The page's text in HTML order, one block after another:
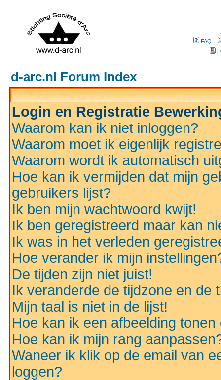
FAQ
d-arc.nl Forum Index
Login en Registratie
Waarom kan ik niet inloggen?
Waarom moet ik eigenlijk
Waarom wordt ik automatisch
Hoe kan ik vermijden dat mijn
gebruikers lijst?
Ik ben mijn wachtwoord kwijt!
Ik ben geregistreerd maar kan
Ik was in het verleden
Hoe verander ik mijn
De tijden zijn niet juist!
Ik veranderde de tijdzone en de
Mijn taal is niet in de lijst!
Hoe kan ik een afbeelding
Hoe kan ik mijn rang
Waneer ik klik op de email van
loggen?